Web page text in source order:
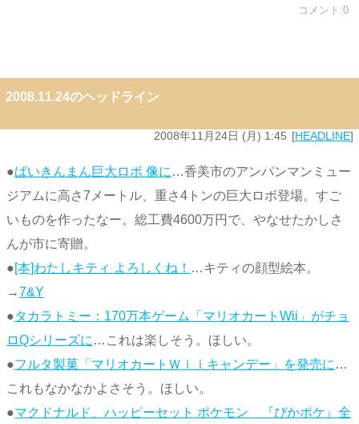
コメント:0
2008.11.24のヘッドライン
2008年11月24日 (月) 1:45 HEADLINE
●ばいきんまん巨大ロボ 像に…香美市のアンパンマンミュー
ジアムに高さ7メートル、重さ4トンの巨大ロボ登場。すご
いものを作ったなー。総工費4600万円で、やなせたかしさ
んが市に寄贈。
● [本]わたしキティ よろしくね！ …キティの顔型絵本。
→ 7&Y
●タカラトミー：170万本ゲーム「マリオカートWii」がチョ
ロQシリーズに…これは楽しそう。ほしい。
●フルタ製菓「マリオカートＷｉｉキャンデー」を発売に…
これもなかなかよさそう。ほしい。
●マクドナルド、ハッピーセット ポケモン 『ぴかポケ』全